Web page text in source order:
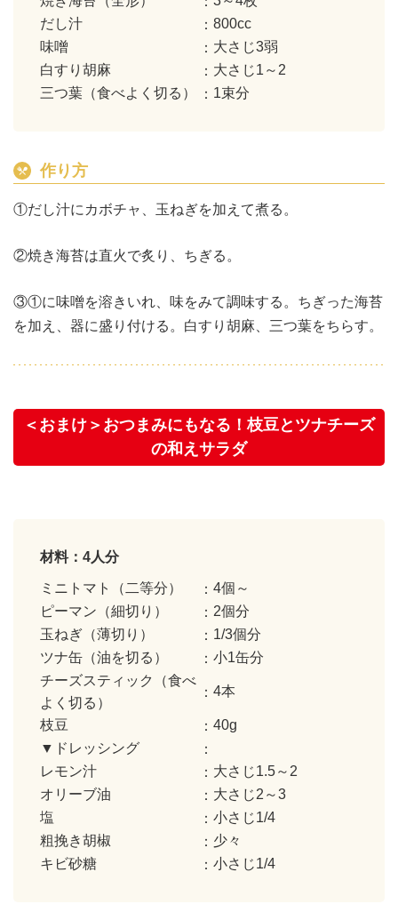
だし汁
800cc
味噌
大さじ3弱
白すり胡麻
大さじ1～2
三つ葉（食べよく切る）
1束分
作り方
①だし汁にカボチャ、玉ねぎを加えて煮る。
②焼き海苔は直火で炙り、ちぎる。
③①に味噌を溶きいれ、味をみて調味する。ちぎった海苔
を加え、器に盛り付ける。白すり胡麻、三つ葉をちらす。
＜おまけ＞おつまみにもなる！枝豆とツナチーズ
の和えサラダ
材料：4人分
ミニトマト（二等分）
4個～
ピーマン（細切り）
2個分
玉ねぎ（薄切り）
1/3個分
ツナ缶（油を切る）
小1缶分
チーズスティック（食べ
よく切る）
4本
枝豆
40g
▼ドレッシング
レモン汁
大さじ1.5～2
オリーブ油
大さじ2～3
塩
小さじ1/4
粗挽き胡椒
少々
キビ砂糖
小さじ1/4